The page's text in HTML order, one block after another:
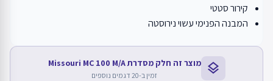
קירור סטטי
המבנה הפנימי עשוי נירוסטה
layers מוצר זה חלק מסדרת Missouri MC 100 M/A
זמין ב-20 דגמים נוספים